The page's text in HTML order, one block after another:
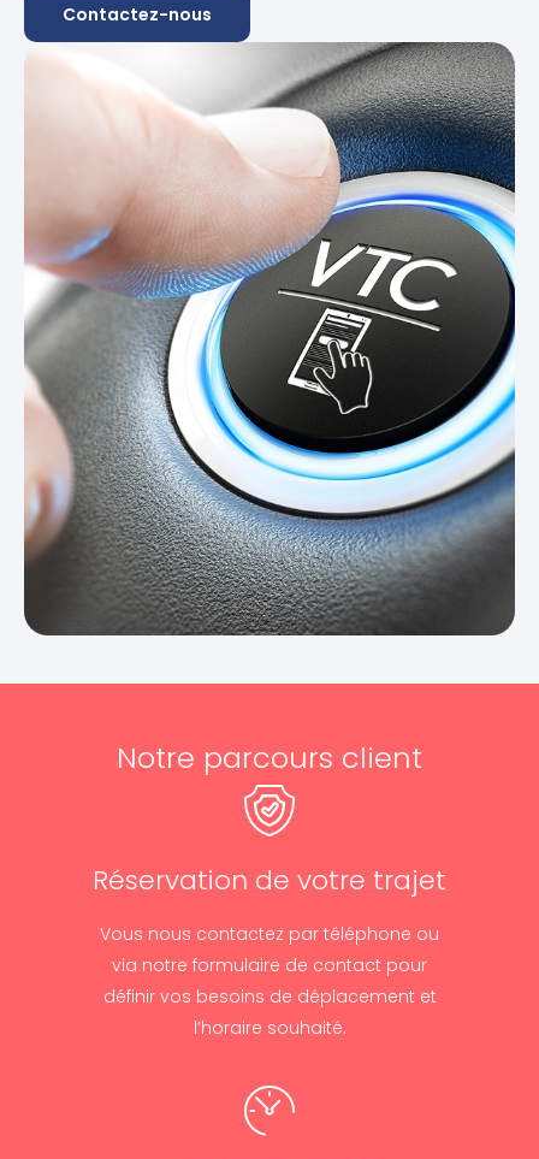
Contactez-nous
Notre parcours client
Réservation de votre trajet
Vous nous contactez par téléphone ou
via notre formulaire de contact pour
définir vos besoins de déplacement et
l’horaire souhaité.